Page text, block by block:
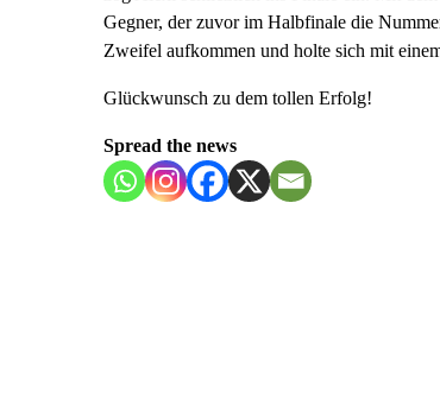
Gegner, der zuvor im Halbfinale die
Zweifel aufkommen und holte sich mit
Glückwunsch zu dem tollen Erfolg!
Spread the news